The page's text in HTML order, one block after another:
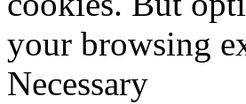
your browsing
Necessary